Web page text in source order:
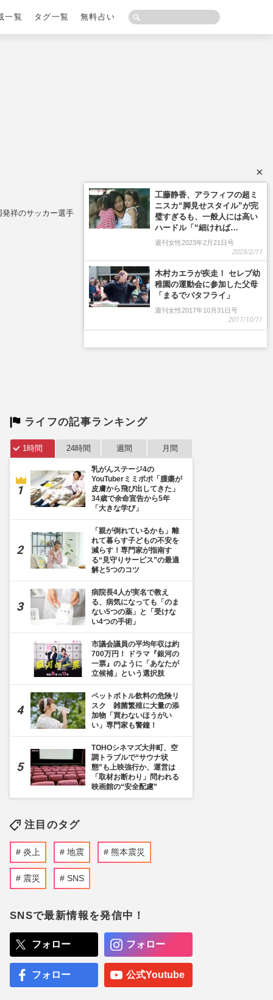
一覧 タグ一覧 無料占い
祥のサッカー選手
ライフの記事ランキング
1時間 24時間 週間 月間
乳がんステージ4の
YouTuberミミポポ「腫瘍が
皮膚から飛び出してきた」
34歳で余命宣告から5年
「大きな学び」
「親が倒れているかも」離
れて暮らす子どもの不安を
減らす！専門家が指南す
る“見守りサービス”の最適
解と5つのコツ
病院長4人が実名で教え
る、病気になっても「のま
ない5つの薬」と「受けな
い4つの手術」
市議会議員の平均年収は約
700万円！ ドラマ『銀河の
一票』のように「あなたが
立候補」という選択肢
ペットボトル飲料の危険リ
スク 雑菌繁殖に大量の添
加物「買わないほうがい
い」専門家も警鐘！
TOHOシネマズ大井町、空
調トラブルで“サウナ状
態”も上映強行か、運営は
「取材お断わり」問われる
映画館の“安全配慮”
注目のタグ
炎上 地震 熊本震災
震災 SNS
SNSで最新情報を発信中！
フォロー フォロー
フォロー 公式Youtube
×
工藤静香、アラフィフの超ミ
ニスカ“脚見せスタイル”が完
璧すぎるも、一般人には高い
ハードル「“細ければ…
週刊女性2023年2月21日号
2023/2/11
木村カエラが疾走！ セレブ幼
稚園の運動会に参加した父母
「まるでバタフライ」
週刊女性2017年10月31日号
2017/10/17